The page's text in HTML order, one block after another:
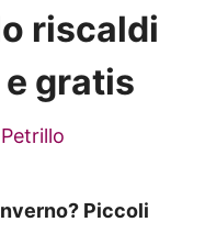
riscaldi
gratis
Piccoli